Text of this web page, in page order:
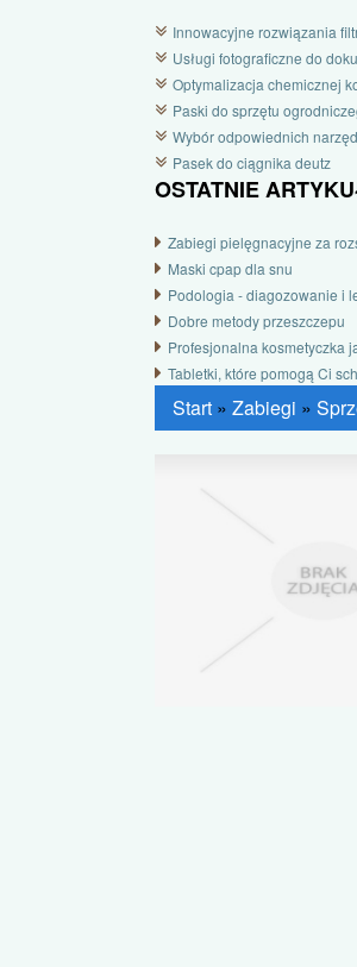
Innowacyjne rozwiązania
Usługi fotograficzne do
Optymalizacja chemicznej
Paski do sprzętu
Wybór odpowiednich
Pasek do ciągnika deutz
OSTATNIE
Zabiegi pielęgnacyjne za
Maski cpap dla snu
Podologia - diagozowanie i
Dobre metody przeszczepu
Profesjonalna kosmetyczka
Tabletki, które pomogą Ci
Start » Zabiegi »